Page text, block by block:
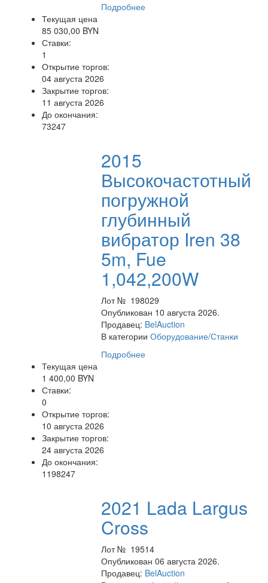
Подробнее
Текущая цена
85 030,00 BYN
Ставки:
1
Открытие торгов:
04 августа 2026
Закрытие торгов:
11 августа 2026
До окончания:
73247
2015
Высокочастотный
погружной
глубинный
вибратор Iren 38
5m, Fue
1,042,200W
Лот № 198029
Опубликован 10 августа 2026.
Продавец: BelAuction
В категорииОборудование/Станки
Подробнее
Текущая цена
1 400,00 BYN
Ставки:
0
Открытие торгов:
10 августа 2026
Закрытие торгов:
24 августа 2026
До окончания:
1198247
2021 Lada Largus
Cross
Лот № 19514
Опубликован 06 августа 2026.
Продавец: BelAuction